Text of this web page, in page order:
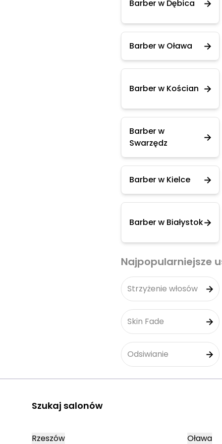
Barber w Dębica
Barber w Oława
Barber w Kościan
Barber w
Swarzędz
Barber w Kielce
Barber w Białystok
Najpopularniejsze
Strzyżenie włosów
Skin Fade
Odsiwianie
Szukaj salonów
Rzeszów Oława